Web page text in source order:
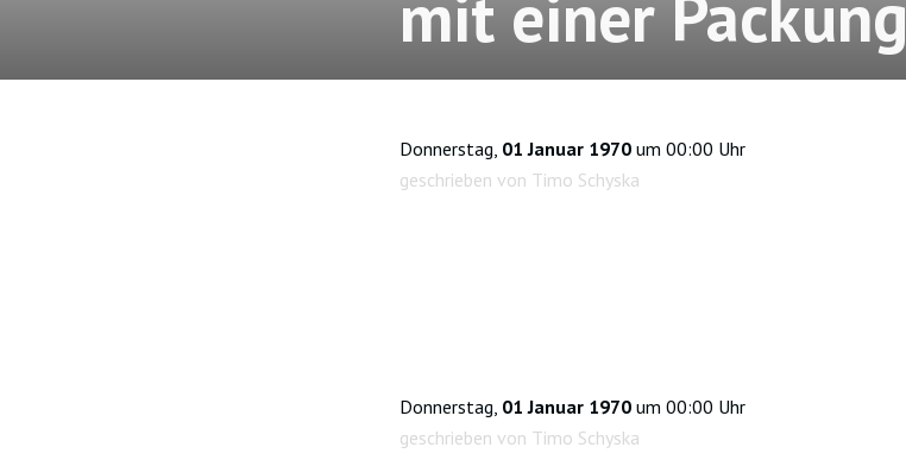
Donnerstag, 01 Januar 1970 um 00:00 Uhr
geschrieben von Timo Schyska
Donnerstag, 01 Januar 1970 um 00:00 Uhr
geschrieben von Timo Schyska